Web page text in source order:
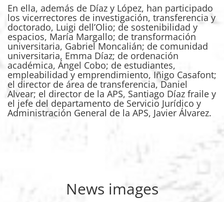
En ella, además de Díaz y López, han participado
los vicerrectores de investigación, transferencia y
doctorado, Luigi dell’Olio; de sostenibilidad y
espacios, María Margallo; de transformación
universitaria, Gabriel Moncalián; de comunidad
universitaria, Emma Díaz; de ordenación
académica, Ángel Cobo; de estudiantes,
empleabilidad y emprendimiento, Iñigo Casafont;
el director de área de transferencia, Daniel
Alvear; el director de la APS, Santiago Díaz fraile y
el jefe del departamento de Servicio Jurídico y
Administración General de la APS, Javier Álvarez.
News images